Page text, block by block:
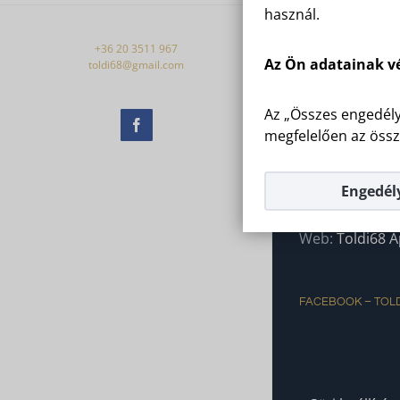
használ.
Az Ön adatainak
Az „Összes
megfelelően az
+36 20 3511 967
toldi68@gmail.com
Facebook
Toldi Miklós
Mobile:+36 20
Email:
Web:Toldi68
FACEBOOK –